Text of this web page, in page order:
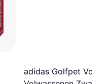
adidas Golfpet Voor